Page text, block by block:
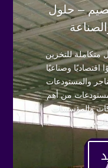
– حلول
للتخزين
وصناعيًا
والمستودعات
من أهم
والمؤسسات